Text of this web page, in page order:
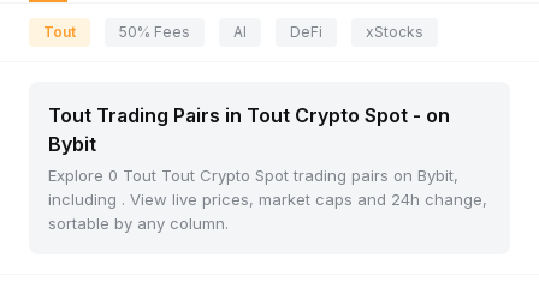
Tout 50% Fees AI DeFi xStocks
Tout Trading Pairs in Tout Crypto Spot - on
Bybit
Explore 0 Tout Tout Crypto Spot trading pairs on Bybit,
including . View live prices, market caps and 24h change,
sortable by any column.